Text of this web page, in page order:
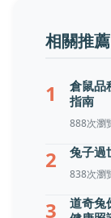
相關推薦
1
倉鼠品
指南
888次瀏
2 兔子過
838次瀏
3
道奇兔